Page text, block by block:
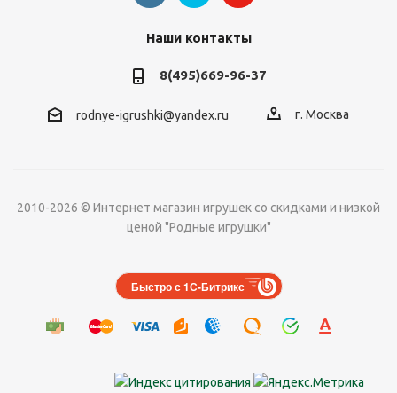
Наши контакты
8(495)669-96-37
rodnye-igrushki@yandex.ru г. Москва
2010-2026 © Интернет магазин игрушек со скидками и низкой
ценой "Родные игрушки"
Быстро с 1С-Битрикс